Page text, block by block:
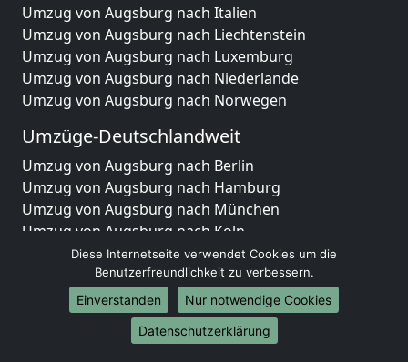
Umzug von Augsburg nach Italien
Umzug von Augsburg nach Liechtenstein
Umzug von Augsburg nach Luxemburg
Umzug von Augsburg nach Niederlande
Umzug von Augsburg nach Norwegen
Umzüge-Deutschlandweit
Umzug von Augsburg nach Berlin
Umzug von Augsburg nach Hamburg
Umzug von Augsburg nach München
Umzug von Augsburg nach Köln
Umzug von Augsburg nach Frankfurt am Main
Umzug von Augsburg nach Stuttgart
Umzug von Augsburg nach Düsseldorf
Umzug von Augsburg nach Leipzig
Umzug von Augsburg nach Dortmund
Diese Internetseite verwendet Cookies um die
Benutzerfreundlichkeit zu verbessern.
Einverstanden
Nur notwendige Cookies
Datenschutzerklärung